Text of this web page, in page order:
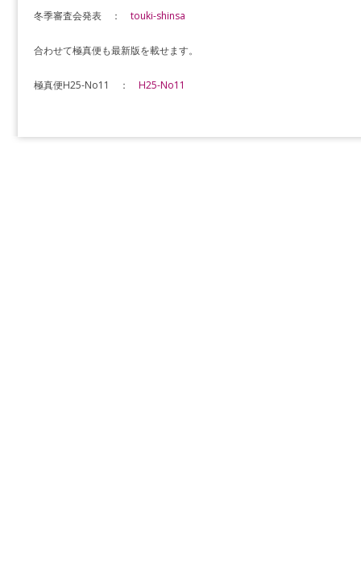
冬季審査会発表 ： touki-shinsa
合わせて極真便も最新版を載せます。
極真便H25-No11 ： H25-No11